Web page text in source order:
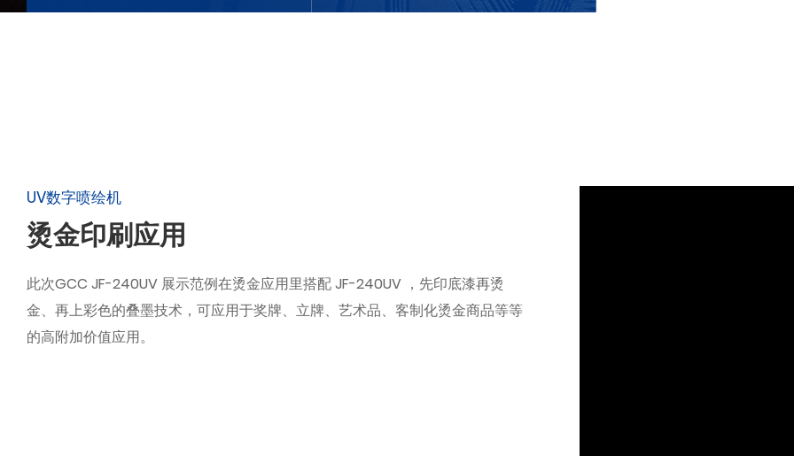
UV数字喷绘机
烫金印刷应用
此次GCC JF-240UV 展示范例在烫金应用里搭配 JF-240UV ，先印底漆再烫
金、再上彩色的叠墨技术，可应用于奖牌、立牌、艺术品、客制化烫金商品等等
的高附加价值应用。